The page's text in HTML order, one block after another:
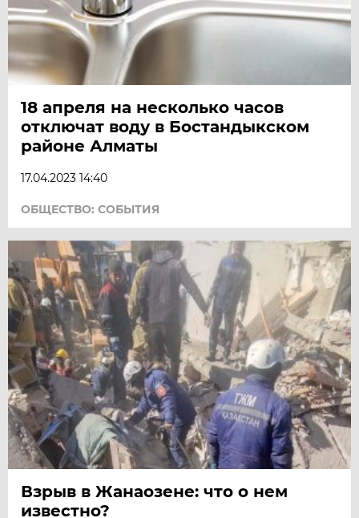
18 апреля на несколько часов
отключат воду в Бостандыкском
районе Алматы
17.04.2023 14:40
ОБЩЕСТВО: СОБЫТИЯ
Взрыв в Жанаозене: что о нем
известно?